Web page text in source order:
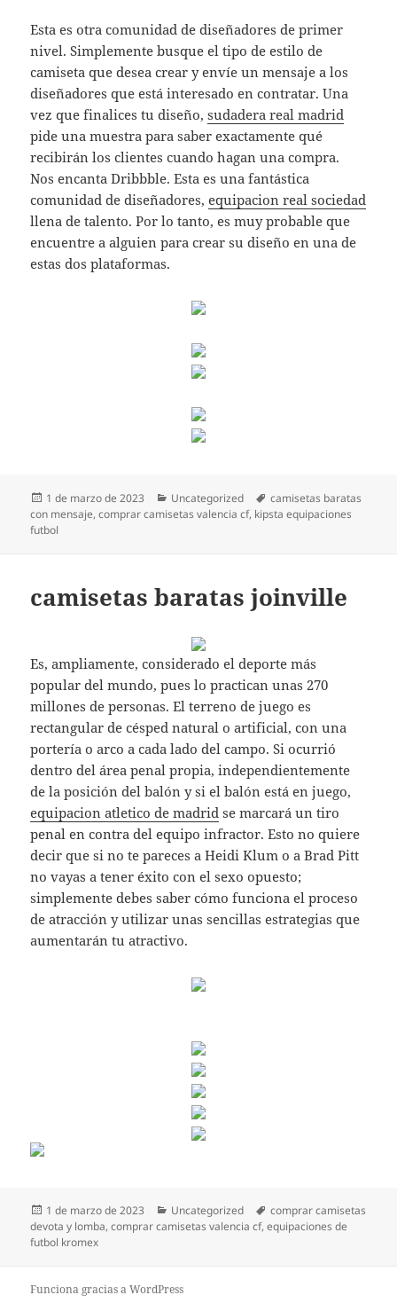
Esta es otra comunidad de diseñadores de primer
nivel. Simplemente busque el tipo de estilo de
camiseta que desea crear y envíe un mensaje a los
diseñadores que está interesado en contratar. Una
vez que finalices tu diseño,sudadera real madrid
pide una muestra para saber exactamente qué
recibirán los clientes cuando hagan una compra.
Nos encanta Dribbble. Esta es una fantástica
comunidad de diseñadores,equipacion real sociedad
llena de talento. Por lo tanto, es muy probable que
encuentre a alguien para crear su diseño en una de
estas dos plataformas.
Publicado
el
1 de marzo de 2023 Categorías
Uncategorized Etiquetas
camisetas baratas
con mensaje,comprar camisetas valencia cf, kipsta equipaciones
futbol
camisetas baratas joinville
Es, ampliamente, considerado el deporte más
popular del mundo, pues lo practican unas 270
millones de personas. El terreno de juego es
rectangular de césped natural o artificial, con una
portería o arco a cada lado del campo. Si ocurrió
dentro del área penal propia, independientemente
de la posición del balón y si el balón está en juego,
equipacion atletico de madrid se marcará un tiro
penal en contra del equipo infractor. Esto no quiere
decir que si no te pareces a Heidi Klum o a Brad Pitt
no vayas a tener éxito con el sexo opuesto;
simplemente debes saber cómo funciona el proceso
de atracción y utilizar unas sencillas estrategias que
aumentarán tu atractivo.
Publicado
el
1 de marzo de 2023 Categorías
Uncategorized Etiquetas
comprar camisetas
devota y lomba,comprar camisetas valencia cf,equipaciones de
futbol kromex
Funciona gracias a WordPress